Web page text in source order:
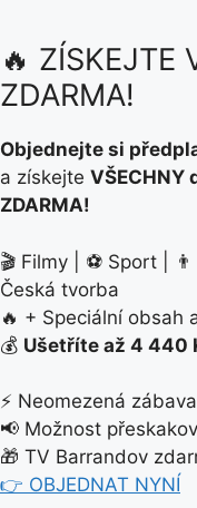
🔥 ZÍSKEJTE
ZDARMA!
Objednejte si
a získejte VŠECHNY
ZDARMA!
🎬 Filmy | ⚽ Sport |
Česká tvorba
🔥 + Speciální obsah
💰 Ušetříte až 4 440
⚡ Neomezená
📢 Možnost
🎁 TV Barrandov
👉 OBJEDNAT NYNÍ